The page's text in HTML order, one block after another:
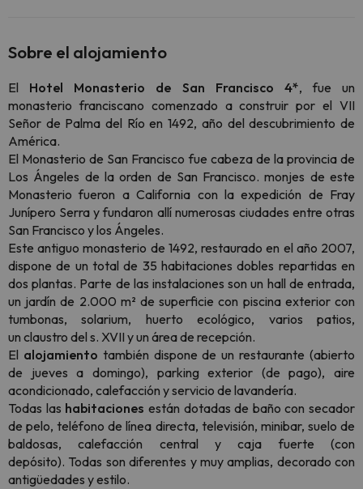
Sobre el alojamiento
El Hotel Monasterio de San Francisco 4*, fue un
monasterio franciscano comenzado a construir por el VII
Señor de Palma del Río en 1492, año del descubrimiento de
América.
El Monasterio de San Francisco fue cabeza de la provincia de
Los Ángeles de la orden de San Francisco. monjes de este
Monasterio fueron a California con la expedición de Fray
Junípero Serra y fundaron allí numerosas ciudades entre otras
San Francisco y los Ángeles.
Este antiguo monasterio de 1492, restaurado en el año 2007,
dispone de un total de 35 habitaciones dobles repartidas en
dos plantas. Parte de las instalaciones son un hall de entrada,
un jardín de 2.000 m² de superficie con piscina exterior con
tumbonas, solarium, huerto ecológico, varios patios,
un claustro del s. XVII y un área de recepción.
El alojamiento también dispone de un restaurante (abierto
de jueves a domingo), parking exterior (de pago), aire
acondicionado, calefacción y servicio de lavandería.
Todas las habitaciones están dotadas de baño con secador
de pelo, teléfono de línea directa, televisión, minibar, suelo de
baldosas, calefacción central y caja fuerte (con
depósito). Todas son diferentes y muy amplias, decorado con
antigüedades y estilo.